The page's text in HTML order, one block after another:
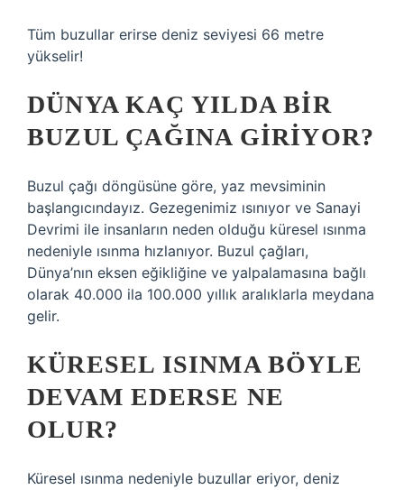
Tüm buzullar erirse deniz seviyesi 66 metre
yükselir!
DÜNYA KAÇ YILDA BIR
BUZUL ÇAĞINA GIRIYOR?
Buzul çağı döngüsüne göre, yaz mevsiminin
başlangıcındayız. Gezegenimiz ısınıyor ve Sanayi
Devrimi ile insanların neden olduğu küresel ısınma
nedeniyle ısınma hızlanıyor. Buzul çağları,
Dünya’nın eksen eğikliğine ve yalpalamasına bağlı
olarak 40.000 ila 100.000 yıllık aralıklarla meydana
gelir.
KÜRESEL ISINMA BÖYLE
DEVAM EDERSE NE
OLUR?
Küresel ısınma nedeniyle buzullar eriyor, deniz